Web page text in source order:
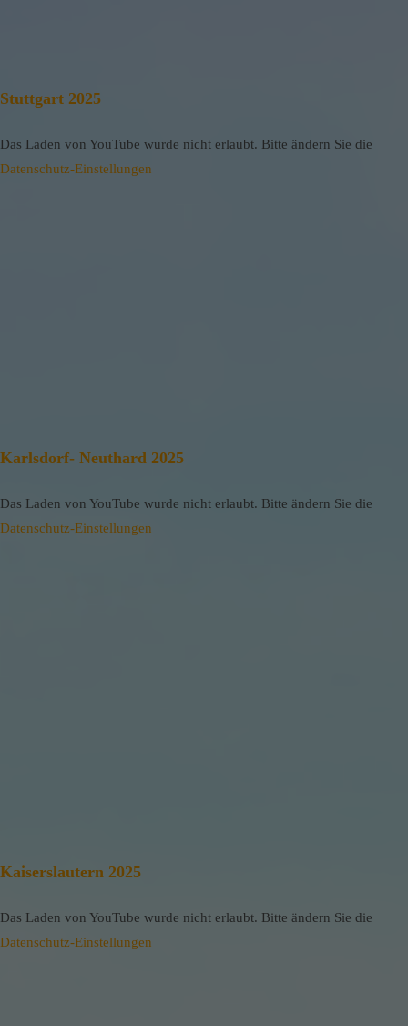
Stuttgart 2025
Das Laden von YouTube wurde nicht erlaubt. Bitte ändern Sie die
Datenschutz-Einstellungen
Karlsdorf- Neuthard 2025
Das Laden von YouTube wurde nicht erlaubt. Bitte ändern Sie die
Datenschutz-Einstellungen
Kaiserslautern 2025
Das Laden von YouTube wurde nicht erlaubt. Bitte ändern Sie die
Datenschutz-Einstellungen